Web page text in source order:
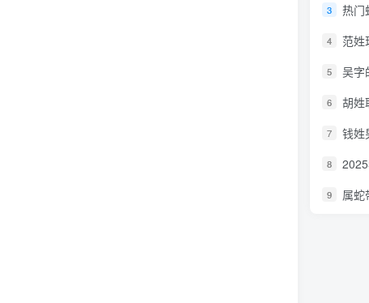
3 热门
4 范姓
5 吴字
6 胡姓
7 钱姓
8
9 属蛇